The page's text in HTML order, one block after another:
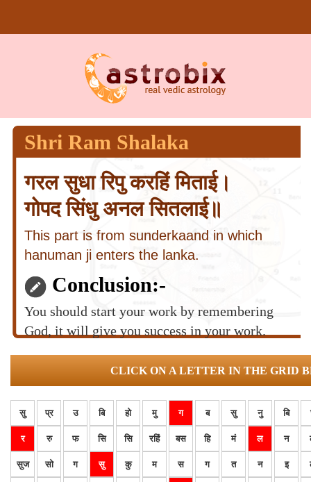
Shri Ram Shalaka
गरल सुधा रिपु करहिं मिताई।
गोपद सिंधु अनल सितलाई॥
This part is from sunderkaand in which
hanuman ji enters the lanka.
Conclusion:-
You should start your work by remembering
God, it will give you success in your work.
CLICK ON A LETTER IN THE GRID
सु प्र उ बि हो मु ग ब सु नु बि
र रु फ सि सि रहिं बस हि मं ल न
सुज सो ग सु कु म स ग त न इ